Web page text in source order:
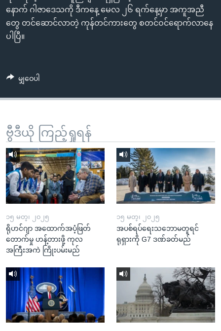
ကျော်
ကြည့်
ရန်
နေရာ
နောက် ဂါဇာဒေသကို ဒီကနေ့ မေလ ၂၆ ရက်နေ့မှာ အကူအညီ
တွေ တင်ဆောင်လာတဲ့ ကုန်တင်ကားတွေ စတင်ဝင်ရောက်လာနေ
ပါပြီ။
မျှဝေပါ
ဗွီဒီယို ကြည့်ရှုရန်
၁၅ မတ္၊ ၂၀၂၅
ရိုဟင်ဂျာ အထောက်အပံ့ဖြတ်
တောက်မှု ဟန့်တားဖို့ ကုလ
အကြီးအကဲ ကြိုးပမ်းမည်
၁၅ မတ္၊ ၂၀၂၅
အပစ်ရပ်ရေးသဘောမတူရင်
ရုရှားကို G7 ဒဏ်ခတ်မည်